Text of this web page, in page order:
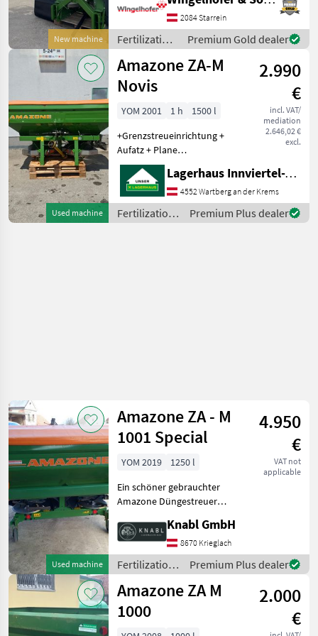
New machine
Grundbehälter - Profis-
Wiegesystem für ZA Super -
Einbauteile - Streuwerk ZA-
V Tronic - Länderspezifika
2084 Starrein
Fertilization
and
irrigation
equipment /
Amazone
Premium Gold dealer
Used machine
Amazone ZA-M
Novis
2.990
€
incl. VAT/
mediation
2.646,02 €
excl.
YOM 2001 1 h
1500 l
+Grenzstreueinrichtung +
Aufatz + Plane
+hydraulische
Schieberbetätigung
+Beleuchtung Hydraulic
operation, Boundary
spreading equipment,
Lagerhaus Innviertel-Traunviertel-Urfahr eGen, Wartberg/Krems
4552 Wartberg an der Krems
Fertilization
and
Premium Plus dealer
Used machine
Amazone ZA - M
1001 Special
4.950
€
VAT not
applicable
YOM 2019
1250 l
Ein schöner gebrauchter
Amazone Düngestreuer
[Randstreueinrichtung]
Aufsatzwand Schwenkbare
Abdeckplane Beleuchtung
Spreader-type: Disc sprea
Knabl GmbH
8670 Krieglach
Fertilization
and
irrigation
equipment /
Amazone
Premium Plus dealer
Amazone ZA M
1000
2.000
€